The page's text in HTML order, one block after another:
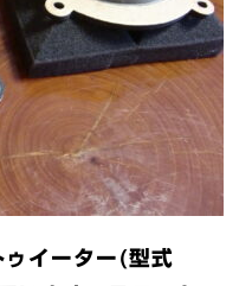
ゥイーター(型式